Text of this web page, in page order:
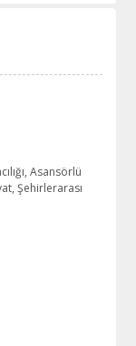
Asansörlü
Şehirlerarası